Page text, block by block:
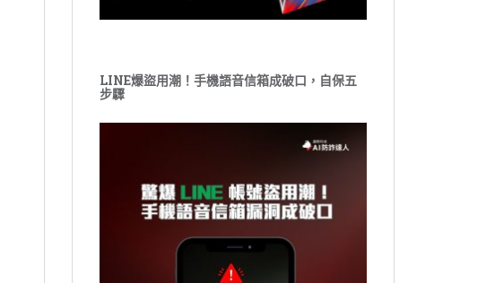
LINE爆盜用潮！手機語音信箱成破口，自保五
步驟